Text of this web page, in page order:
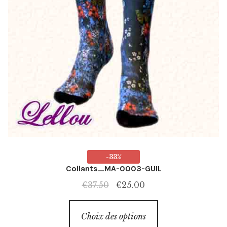
-33%
Collants_MA-0003-GUIL
€37.50
Le
prix
initial
€25.00
prix
actuel
Choix des options